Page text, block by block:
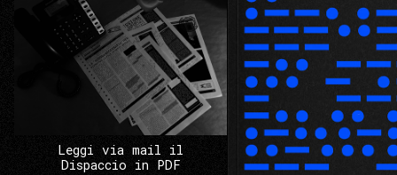
Leggi via mail il
Dispaccio in PDF